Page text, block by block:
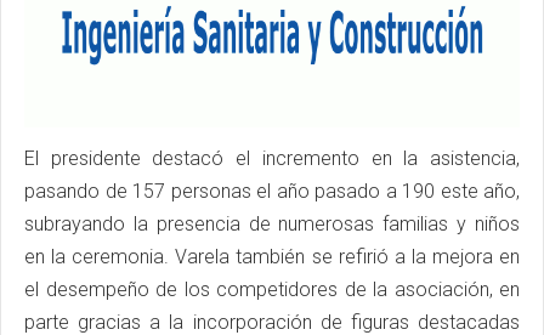
El presidente destacó el incremento en la asistencia,
pasando de 157 personas el año pasado a 190 este año,
subrayando la presencia de numerosas familias y niños
en la ceremonia. Varela también se refirió a la mejora en
el desempeño de los competidores de la asociación, en
parte gracias a la incorporación de figuras destacadas